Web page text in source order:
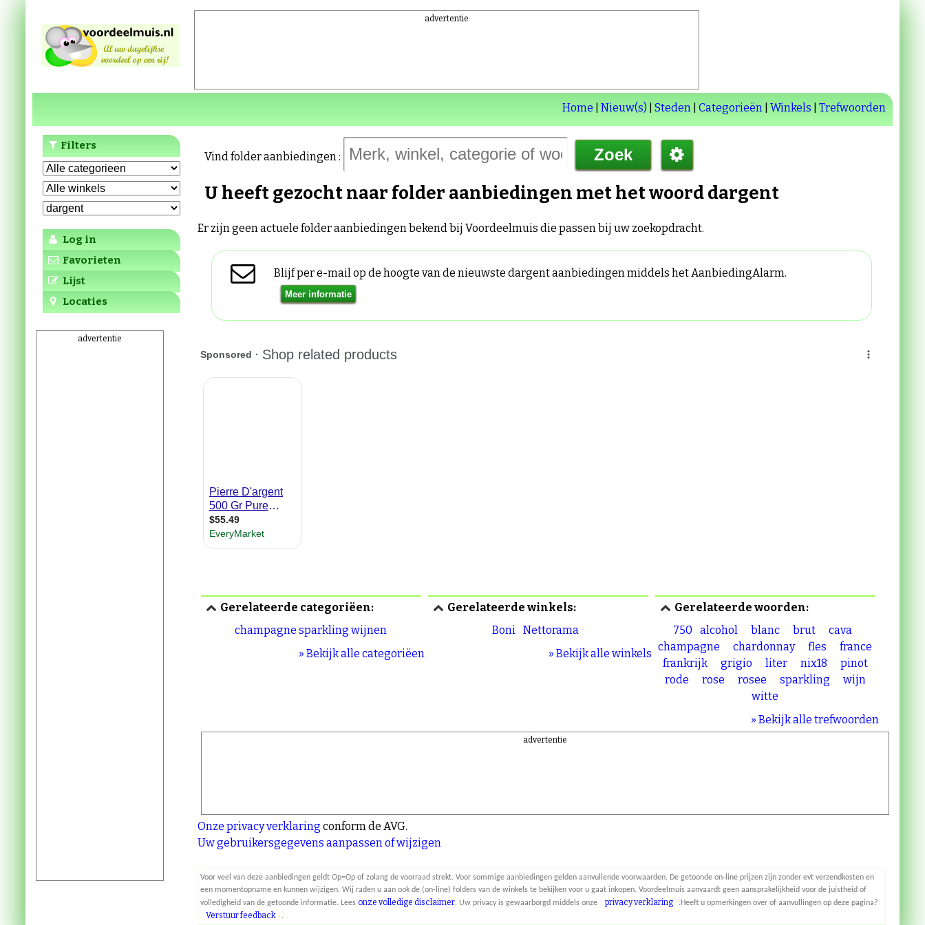
advertentie
Home Nieuw(s) Steden| Categorieën| Winkels Trefwoorden
Filters
Log in
Favorieten
Lijst
Locaties
advertentie
Vind folder aanbiedingen :
U heeft gezocht naar folder aanbiedingen met het woorddargent
Er zijn geen actuele folder aanbiedingen bekend bij Voordeelmuis die passen bij uw zoekopdracht.
Blijf per e-mail op de hoogte van de nieuwste dargent aanbiedingen middels het AanbiedingAlarm.
Gerelateerde categoriëen:
champagne sparkling wijnen
» Bekijk alle categoriëen
Gerelateerde winkels:
Boni Nettorama
» Bekijk alle winkels
Gerelateerde woorden:
750
alcohol blanc brut
cava
champagne
chardonnay fles
france
frankrijk
grigio liter nix18
pinot
rode
rose rosee sparkling
wijn
witte
» Bekijk alle trefwoorden
advertentie
Onze privacy verklaring conform de AVG.
Uw gebruikersgegevens aanpassen of wijzigen
Voor veel van deze aanbiedingen geldt Op=Op of zolang de voorraad strekt. Voor sommige aanbiedingen gelden aanvullende voorwaarden. De getoonde on-line prijzen zijn zonder evt verzendkosten en
een momentopname en kunnen wijzigen. Wij raden u aan ook de (on-line) folders van de winkels te bekijken voor u gaat inkopen. Voordeelmuis aanvaardt geen aansprakelijkheid voor de juistheid of
volledigheid van de getoonde informatie. Lees onze volledige disclaimer. Uw privacy is gewaarborgd middels onze privacy verklaring .Heeft u opmerkingen over of aanvullingen op deze pagina?
Verstuur feedback .